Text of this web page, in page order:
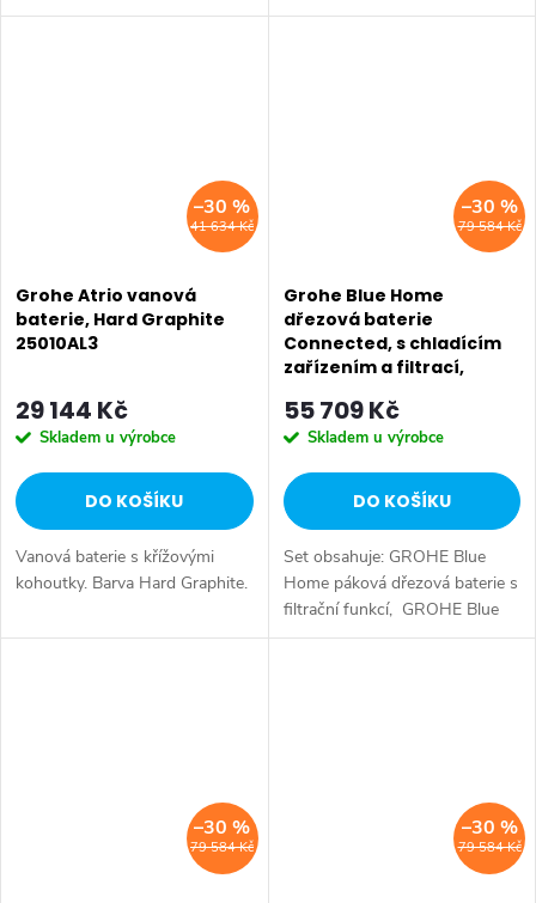
41 634 Kč
–30 %
Grohe Atrio vanová
baterie, Hard Graphite
25010AL3
29 144 Kč
Skladem u výrobce
DO KOŠÍKU
Vanová baterie s křížovými
kohoutky. Barva Hard Graphite.
79 584 Kč
–30 %
Grohe Blue Home
dřezová baterie
Connected, s chladícím
zařízením a filtrací,
55 709 Kč
Skladem u výrobce
DO KOŠÍKU
Set obsahuje: GROHE Blue
Home páková dřezová baterie s
filtrační funkcí, GROHE Blue
Home chladič, filtrace
79 584 Kč
–30 %
79 584 Kč
–30 %